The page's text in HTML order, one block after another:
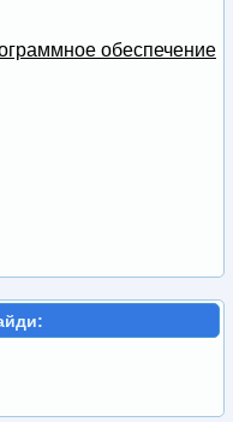
обеспечение